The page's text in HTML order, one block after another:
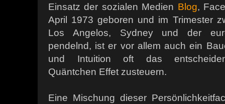
Einsatz der sozialen Medien Blog,
April 1973 geboren und im Trimester
Los Angelos, Sydney und der
pendelnd, ist er vor allem auch ein
und Intuition oft das
Quäntchen Effet zusteuern.
Eine Mischung dieser